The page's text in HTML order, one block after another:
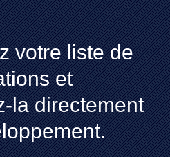
votre liste de
et
la directement